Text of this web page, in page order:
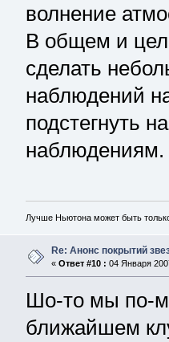
волнение
В общем и
сделать
наблюдений
подстегнуть
наблюдениям.
Лучше Ньютона может быть
Re: Анонс покрытий
« Ответ #10 : 04 Января
Шо-то мы по-
ближайшем